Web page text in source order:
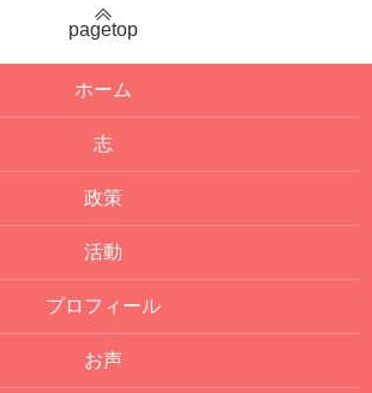
pagetop
ホーム
志
政策
活動
プロフィール
お声